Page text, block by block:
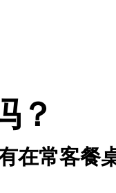
？
在常客餐